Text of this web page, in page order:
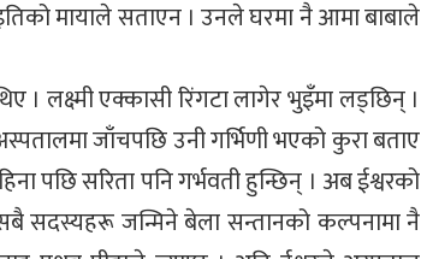
मायाले सताएन । उनले घरमा नै आमा बाबाले
। लक्ष्मी एक्कासी रिंगटा लागेर भुइँमा लड्छिन् ।
जाँचपछि उनी गर्भिणी भएको कुरा बताए
पछि सरिता पनि गर्भवती हुन्छिन् । अब ईश्वरको
सदस्यहरू जन्मिने बेला सन्तानको कल्पनामा नै